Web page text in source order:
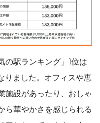
の駅ランキング」1位は
りました。オフィスや恵
施設があったり、おしゃ
ら華やかさを感じられる